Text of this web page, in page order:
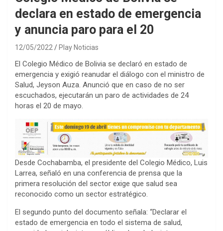
declara en estado de emergencia
y anuncia paro para el 20
12/05/2022 Play Noticias
El Colegio Médico de Bolivia se declaró en estado de
emergencia y exigió reanudar el diálogo con el ministro de
Salud, Jeyson Auza. Anunció que en caso de no ser
escuchados, ejecutarán un paro de actividades de 24
horas el 20 de mayo.
Desde Cochabamba, el presidente del Colegio Médico, Luis
Larrea, señaló en una conferencia de prensa que la
primera resolución del sector exige que salud sea
reconocido como un sector estratégico.
El segundo punto del documento señala: “Declarar el
estado de emergencia en todo el sistema de salud,